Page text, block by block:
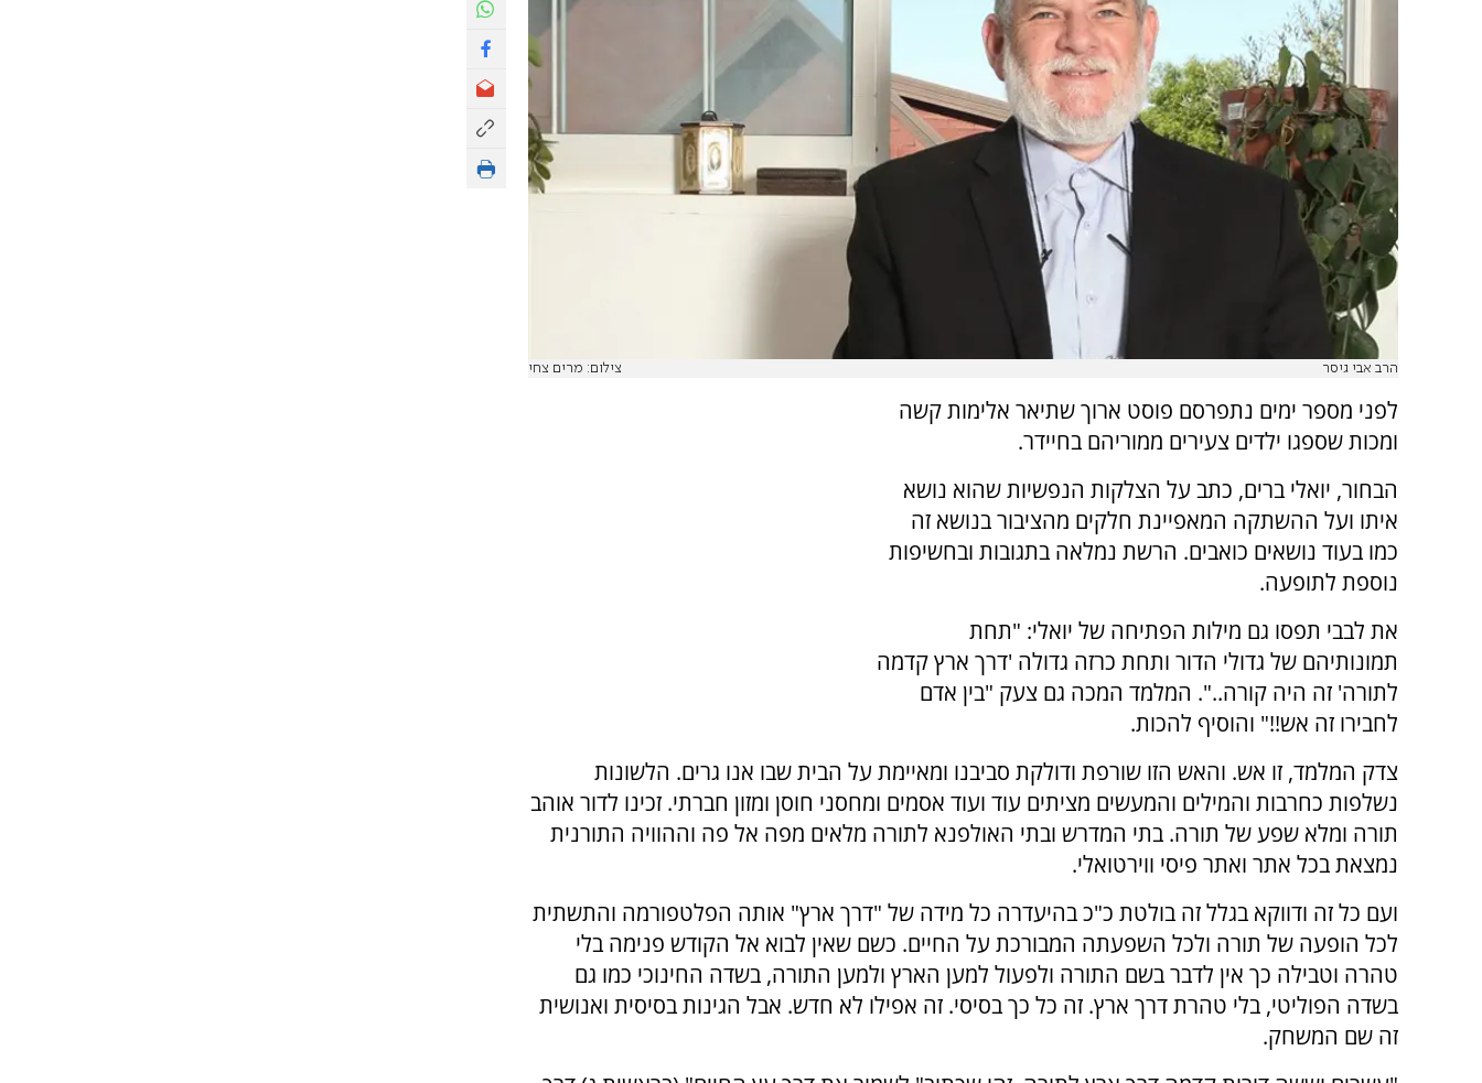
הרב אבי גיסר צילום: מרים צחי
לפני מספר ימים נתפרסם פוסט ארוך שתיאר אלימות קשה
ומכות שספגו ילדים צעירים ממוריהם בחיידר.
הבחור, יואלי ברים, כתב על הצלקות הנפשיות שהוא נושא
איתו ועל ההשתקה המאפיינת חלקים מהציבור בנושא זה
כמו בעוד נושאים כואבים. הרשת נמלאה בתגובות ובחשיפות
נוספת לתופעה.
את לבבי תפסו גם מילות הפתיחה של יואלי: "תחת
תמונותיהם של גדולי הדור ותחת כרזה גדולה 'דרך ארץ קדמה
לתורה' זה היה קורה..". המלמד המכה גם צעק "בין אדם
לחבירו זה אש!!" והוסיף להכות.
צדק המלמד, זו אש. והאש הזו שורפת ודולקת סביבנו ומאיימת על הבית שבו אנו גרים. הלשונות
נשלפות כחרבות והמילים והמעשים מציתים עוד ועוד אסמים ומחסני חוסן ומזון חברתי. זכינו לדור אוהב
תורה ומלא שפע של תורה. בתי המדרש ובתי האולפנא לתורה מלאים מפה אל פה וההוויה התורנית
נמצאת בכל אתר ואתר פיסי ווירטואלי.
ועם כל זה ודווקא בגלל זה בולטת כ"כ בהיעדרה כל מידה של "דרך ארץ" אותה הפלטפורמה והתשתית
לכל הופעה של תורה ולכל השפעתה המבורכת על החיים. כשם שאין לבוא אל הקודש פנימה בלי
טהרה וטבילה כך אין לדבר בשם התורה ולפעול למען הארץ ולמען התורה, בשדה החינוכי כמו גם
בשדה הפוליטי, בלי טהרת דרך ארץ. זה כל כך בסיסי. זה אפילו לא חדש. אבל הגינות בסיסית ואנושית
זה שם המשחק.